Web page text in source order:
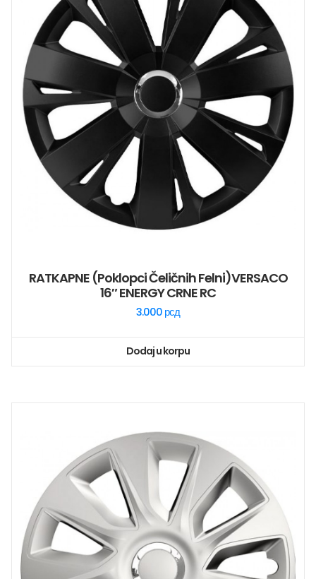
RATKAPNE (poklopci Čeličnih Felni)VERSACO
16″ ENERGY CRNE RC
3.000 рсд
Dodaj u korpu